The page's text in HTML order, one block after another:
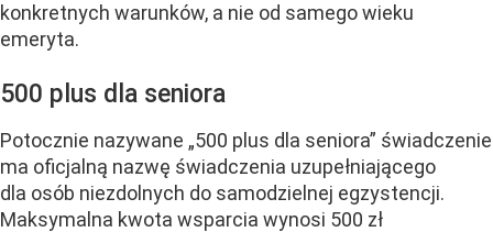
konkretnych warunków, a nie od samego wieku
emeryta.
500 plus dla seniora
Potocznie nazywane „500 plus dla seniora” świadczenie
ma oficjalną nazwę świadczenia uzupełniającego
dla osób niezdolnych do samodzielnej egzystencji.
Maksymalna kwota wsparcia wynosi 500 zł